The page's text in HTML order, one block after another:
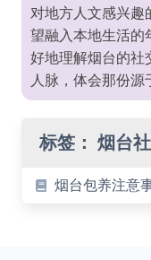
对地方人文感兴趣
望融入本地生活的
好地理解烟台的社
人脉，体会那份源
标签： 烟台
烟台包养注意